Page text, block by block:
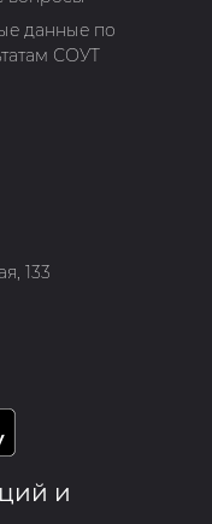
данные по
СОУТ
133
и